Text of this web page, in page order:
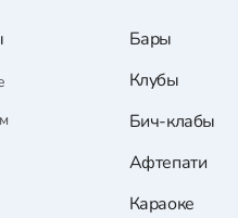
Бары
Клубы
Бич-клабы
Афтепати
Караоке